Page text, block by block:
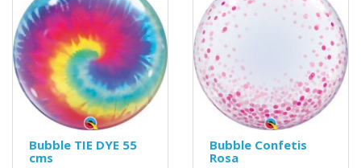
Bubble TIE DYE 55
cms
Bubble Confetis
Rosa